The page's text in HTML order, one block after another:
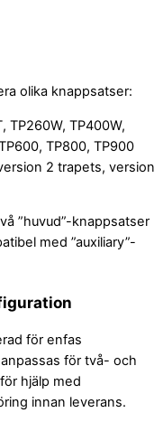
olika knappsatser:
TP260W, TP400W,
TP800, TP900
2 trapets, version
”huvud”-knappsatser
med ”auxiliary”-
för enfas
för två- och
hjälp med
innan leverans.